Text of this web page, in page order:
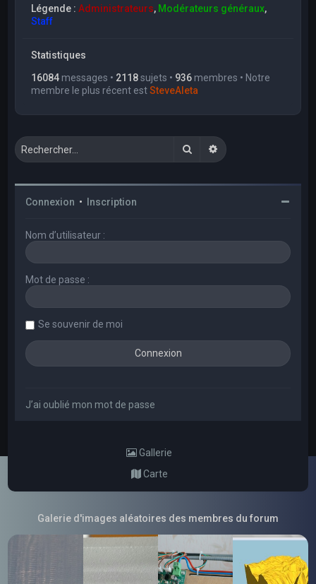
Légende :Administrateurs, Modérateurs généraux,
Staff
Statistiques
16084 messages • 2118sujets • 936 membres • Notre
membre le plus récent estSteveAleta
RechercherRecherche avancée
Connexion • Inscription
Nom d’utilisateur :
Mot de passe :
Se souvenir de moi
J’ai oublié mon mot de passe
Gallerie
Carte
Galerie d'images aléatoires des membres du forum